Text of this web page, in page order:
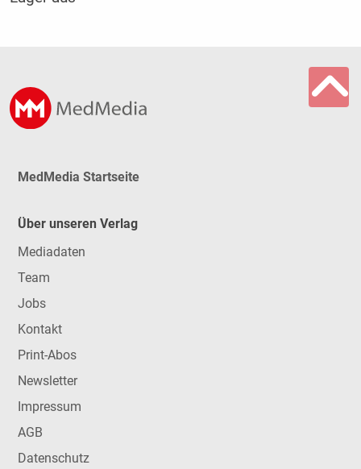
MedMedia Startseite
Über unseren Verlag
Mediadaten
Team
Jobs
Kontakt
Print-Abos
Newsletter
Impressum
AGB
Datenschutz